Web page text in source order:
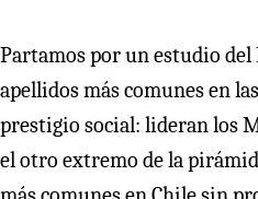
Partamos por un estudio del
apellidos más comunes en
prestigio social: lideran los
el otro extremo de la